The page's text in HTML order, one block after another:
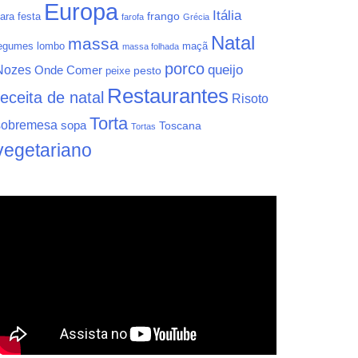
festa Europa farofa frango Grécia Itália
lombo massa massa folhada maçã Natal
Onde Comer peixe pesto porco queijo
de natal Restaurantes Risoto
sopa Torta Tortas Toscana